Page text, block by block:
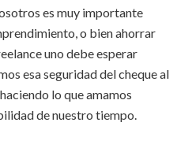
es muy importante
o bien ahorrar
uno debe esperar
esa seguridad del cheque al
lo que amamos
de nuestro tiempo.